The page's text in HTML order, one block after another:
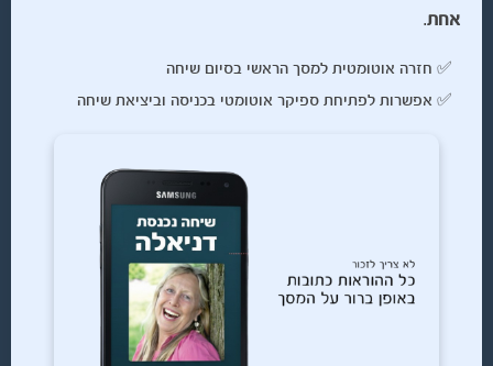
אחת.
✅ חזרה אוטומטית למסך הראשי בסיום שיחה
✅ אפשרות לפתיחת ספיקר אוטומטי בכניסה וביציאת שיחה